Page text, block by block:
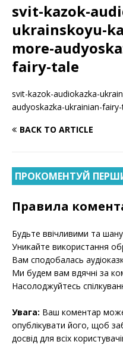
svit-kazok-
ukrainskoyu-
more-
fairy-tale
svit-kazok-audiokazka-
audyoskazka-ukrainian-
BACK TO ARTICLE
ПРОКОМЕНТУЙ
Правила
Будьте ввічливими та
Уникайте використання
Вам сподобалась
Ми будем вам вдячні за
Насолоджуйтесь
Увага: Ваш коментар
опублікувати його, щоб
досвід для всіх